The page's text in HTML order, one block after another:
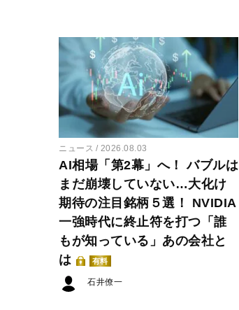
ニュース 2026.08.03
AI相場「第2幕」へ！ バブルは
まだ崩壊していない…大化け
期待の注目銘柄５選！ NVIDIA
一強時代に終止符を打つ「誰
もが知っている」あの会社と
は
有料
石井僚一